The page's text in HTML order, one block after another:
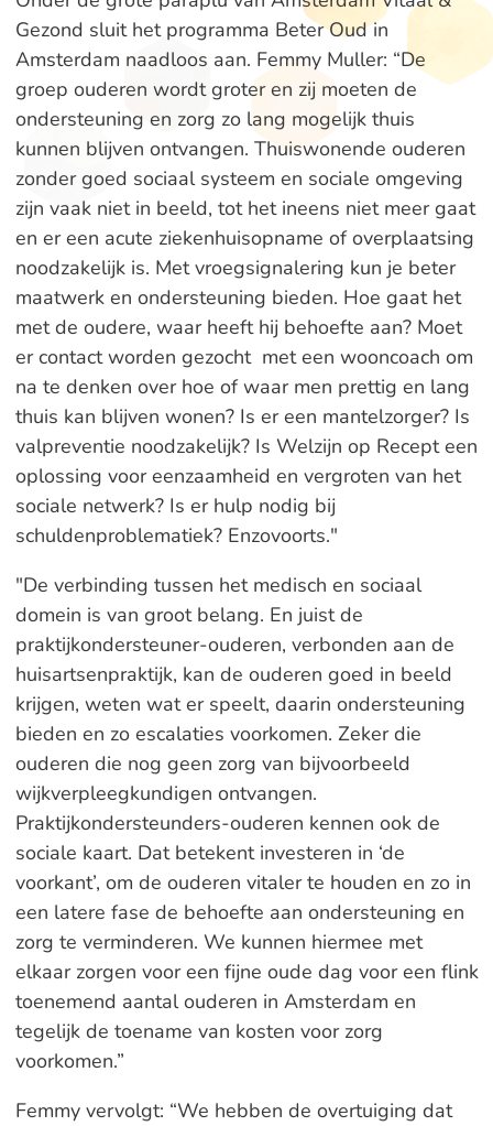
Gezond sluit het programma Beter Oud in
Amsterdam naadloos aan. Femmy Muller: “De
groep ouderen wordt groter en zij moeten de
ondersteuning en zorg zo lang mogelijk thuis
kunnen blijven ontvangen. Thuiswonende ouderen
zonder goed sociaal systeem en sociale omgeving
zijn vaak niet in beeld, tot het ineens niet meer gaat
en er een acute ziekenhuisopname of overplaatsing
noodzakelijk is. Met vroegsignalering kun je beter
maatwerk en ondersteuning bieden. Hoe gaat het
met de oudere, waar heeft hij behoefte aan? Moet
er contact worden gezocht met een wooncoach om
na te denken over hoe of waar men prettig en lang
thuis kan blijven wonen? Is er een mantelzorger? Is
valpreventie noodzakelijk? Is Welzijn op Recept een
oplossing voor eenzaamheid en vergroten van het
sociale netwerk? Is er hulp nodig bij
schuldenproblematiek? Enzovoorts."
"De verbinding tussen het medisch en sociaal
domein is van groot belang. En juist de
praktijkondersteuner-ouderen, verbonden aan de
huisartsenpraktijk, kan de ouderen goed in beeld
krijgen, weten wat er speelt, daarin ondersteuning
bieden en zo escalaties voorkomen. Zeker die
ouderen die nog geen zorg van bijvoorbeeld
wijkverpleegkundigen ontvangen.
Praktijkondersteunders-ouderen kennen ook de
sociale kaart. Dat betekent investeren in ‘de
voorkant’, om de ouderen vitaler te houden en zo in
een latere fase de behoefte aan ondersteuning en
zorg te verminderen. We kunnen hiermee met
elkaar zorgen voor een fijne oude dag voor een flink
toenemend aantal ouderen in Amsterdam en
tegelijk de toename van kosten voor zorg
voorkomen.”
Femmy vervolgt: “We hebben de overtuiging dat